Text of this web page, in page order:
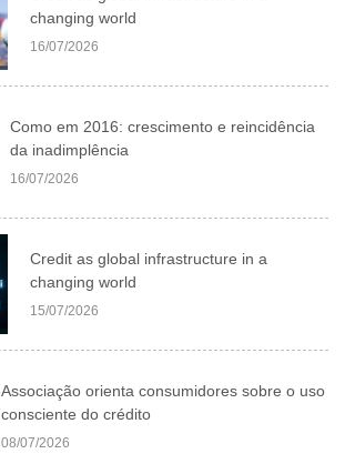
changing world
16/07/2026
Como em 2016: crescimento e reincidência
da inadimplência
16/07/2026
Credit as global infrastructure in a
changing world
15/07/2026
Associação orienta consumidores sobre o uso
consciente do crédito
08/07/2026